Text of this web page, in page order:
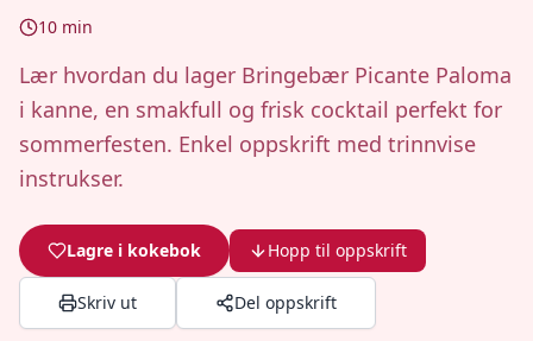
10 min
Lær hvordan du lager Bringebær Picante Paloma
i kanne, en smakfull og frisk cocktail perfekt for
sommerfesten. Enkel oppskrift med trinnvise
instrukser.
Lagre i kokebok Hopp til oppskrift
Skriv ut Del oppskrift